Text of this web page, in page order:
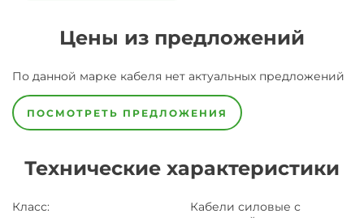
Цены из предложений
По данной марке кабеля нет актуальных предложений
ПОСМОТРЕТЬ ПРЕДЛОЖЕНИЯ
Технические характеристики
Класс:
Кабели силовые с